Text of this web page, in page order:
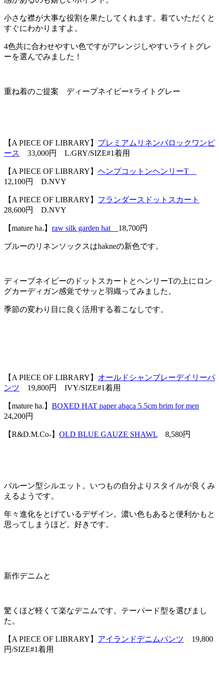
小さな襟が大事な役割を果たしてくれます。着ていただくと
すぐにわかりますよ。
4色共に合わせやすい色ですがアレンジしやすいライトグレ
ーを選んでみました！
重ね着のご提案 ディープネイビー☓ライトグレー
【A PIECE OF LIBRARY】 プレミアムリネンバロックワンピ
ース
33,000円 L.GRY/SIZE#1着用
【A PIECE OF LIBRARY】 ヘンプコットンヘンリーT
12,100円 D.NVY
【A PIECE OF LIBRARY】 フランダースドットスカート
28,600円 D.NVY
【mature ha.】 raw silk garden hat 18,700円
ブルーのリネンソックスはhakneの新色です。
ディープネイビーのドットスカートとヘンリーTの上にロン
グカーディガン感覚でサッと羽織ってみました。
季節の変わり目に良く活用する着こなしです。
【A PIECE OF LIBRARY】 オールドシャンブレーデイリーパ
ンツ 19,800円 IVY/SIZE#1着用
【mature ha.】 BOXED HAT paper abaca 5.5cm brim for men
24,200円
【R&D.M.Co-】 OLD BLUE GAUZE SHAWL 8,580円
バルーン型シルエット。いつもの自分よりスタイルが良くみ
えるようです。
年々進化をとげているデザイン。濃い色もあると便利かもと
思ってしまうほど。好きです。
新作デニムと
驚くほど軽くて楽なデニムです。テーパード型を選びまし
た。
【A PIECE OF LIBRARY】 アイランドデニムパンツ 19,800
円/SIZE#1着用